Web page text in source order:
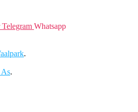
Telegram Whatsapp
.
As.